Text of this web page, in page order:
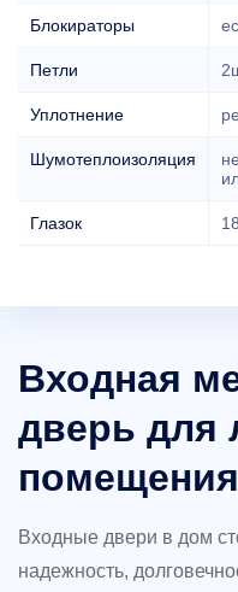
Блокираторы
Петли
Уплотнение
Шумотеплоизоляция
Глазок
Входная
дверь для
помещения
Входные двери в дом
надежность,